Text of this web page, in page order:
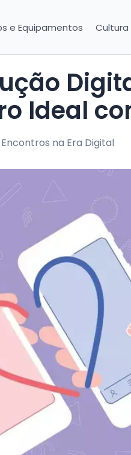
e Equipamentos Cultura
Ideal
na Era Digital